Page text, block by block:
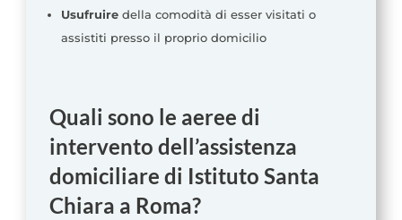
Usufruiredella comodità di esser visitati o
assistiti presso il proprio domicilio
Quali sono le aeree di
intervento dell’assistenza
domiciliare di Istituto Santa
Chiara a Roma?